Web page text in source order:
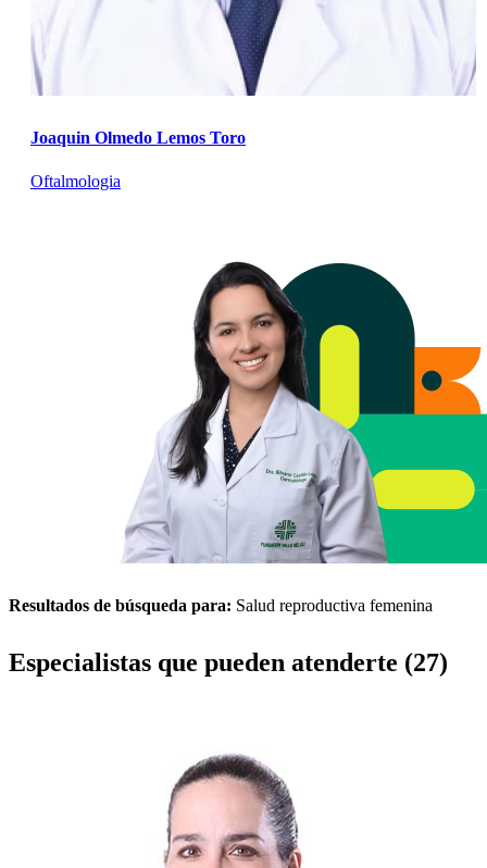
Joaquin Olmedo Lemos Toro
Oftalmologia
Resultados de búsqueda para: Salud reproductiva femenina
Especialistas que pueden atenderte (27)